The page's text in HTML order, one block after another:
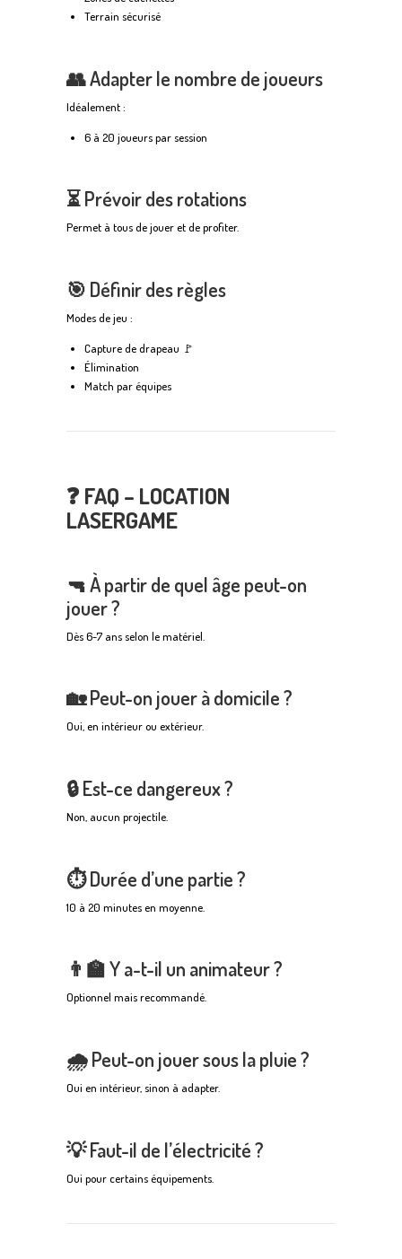
Terrain sécurisé
👥 Adapter le nombre de joueurs
Idéalement :
6 à 20 joueurs par session
⏳ Prévoir des rotations
Permet à tous de jouer et de profiter.
🎯 Définir des règles
Modes de jeu :
Capture de drapeau 🚩
Élimination
Match par équipes
❓ FAQ – LOCATION
LASERGAME
🔫 À partir de quel âge peut-on
jouer ?
Dès 6-7 ans selon le matériel.
🏡 Peut-on jouer à domicile ?
Oui, en intérieur ou extérieur.
🔒 Est-ce dangereux ?
Non, aucun projectile.
⏱️ Durée d’une partie ?
10 à 20 minutes en moyenne.
👨‍🏫 Y a-t-il un animateur ?
Optionnel mais recommandé.
🌧️ Peut-on jouer sous la pluie ?
Oui en intérieur, sinon à adapter.
💡 Faut-il de l’électricité ?
Oui pour certains équipements.